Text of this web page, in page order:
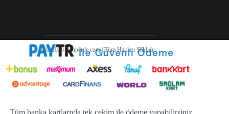
© 2026 Ranperde.com | Tüm Hakları Saklıdır.
Tüm banka kartlarıyla tek çekim ile ödeme yapabilirsiniz